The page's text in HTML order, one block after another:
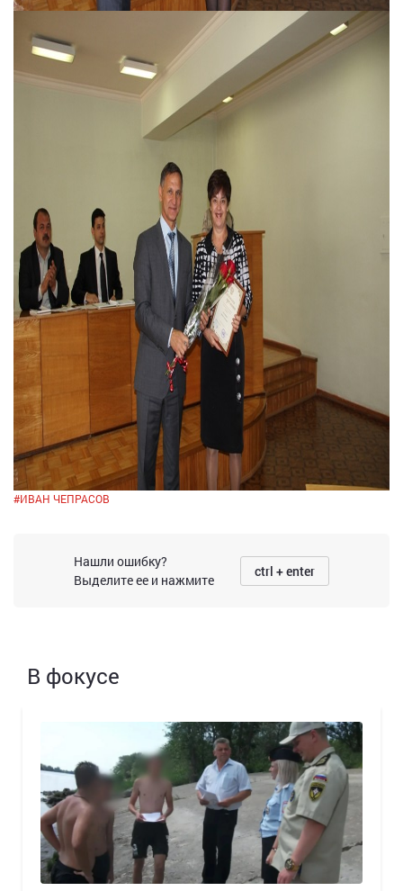
#ИВАН ЧЕПРАСОВ
Нашли ошибку?
Выделите ее и нажмите
ctrl + enter
В фокусе